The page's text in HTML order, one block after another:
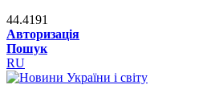
44.4191
Авторизація
Пошук
RU